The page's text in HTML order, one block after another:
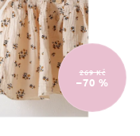
269 Kč
–70 %